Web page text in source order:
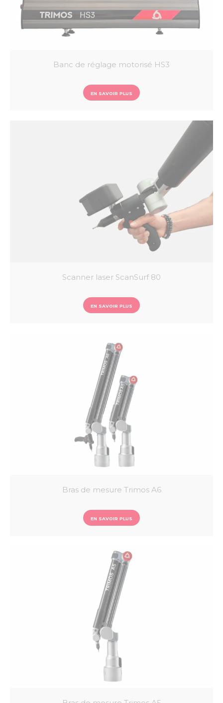
Banc de réglage motorisé HS3
EN SAVOIR PLUS
Scanner laser ScanSurf 80
EN SAVOIR PLUS
Bras de mesure Trimos A6
EN SAVOIR PLUS